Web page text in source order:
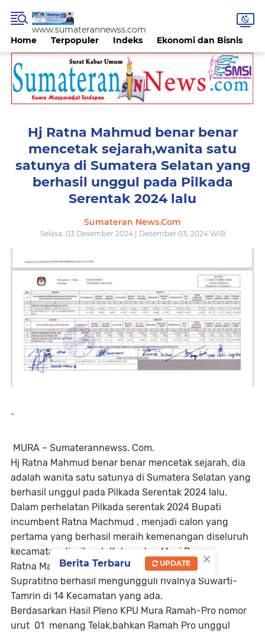
Home Terpopuler Indeks Ekonomi dan Bisnis
www.sumaterannewss.com
Hj Ratna Mahmud benar benar
mencetak sejarah,wanita satu
satunya di Sumatera Selatan yang
berhasil unggul pada Pilkada
Serentak 2024 lalu
Sumateran News.Com
Selasa, 03 Desember 2024 | Desember 03, 2024 WIB
-
MURA – Sumaterannewss. Com.
Hj Ratna Mahmud benar benar mencetak sejarah, dia
adalah wanita satu satunya di Sumatera Selatan yang
berhasil unggul pada Pilkada Serentak 2024 lalu.
Dalam perhelatan Pilkada serentak 2024 Bupati
incumbent Ratna Machmud , menjadi calon yang
pertama yang berhasil meraih kemenangan diseluruh
kecamatan di wilayah Kabupaten Musi Rawas.
Ratna Machmud yang berpasangan dengan
Supratitno berhasil mengungguli rivalnya Suwarti-
Tamrin di 14 Kecamatan yang ada.
Berdasarkan Hasil Pleno KPU Mura Ramah-Pro nomor
urut 01 menang Telak,bahkan Ramah Pro unggul
×
Berita Terbaru UPDATE